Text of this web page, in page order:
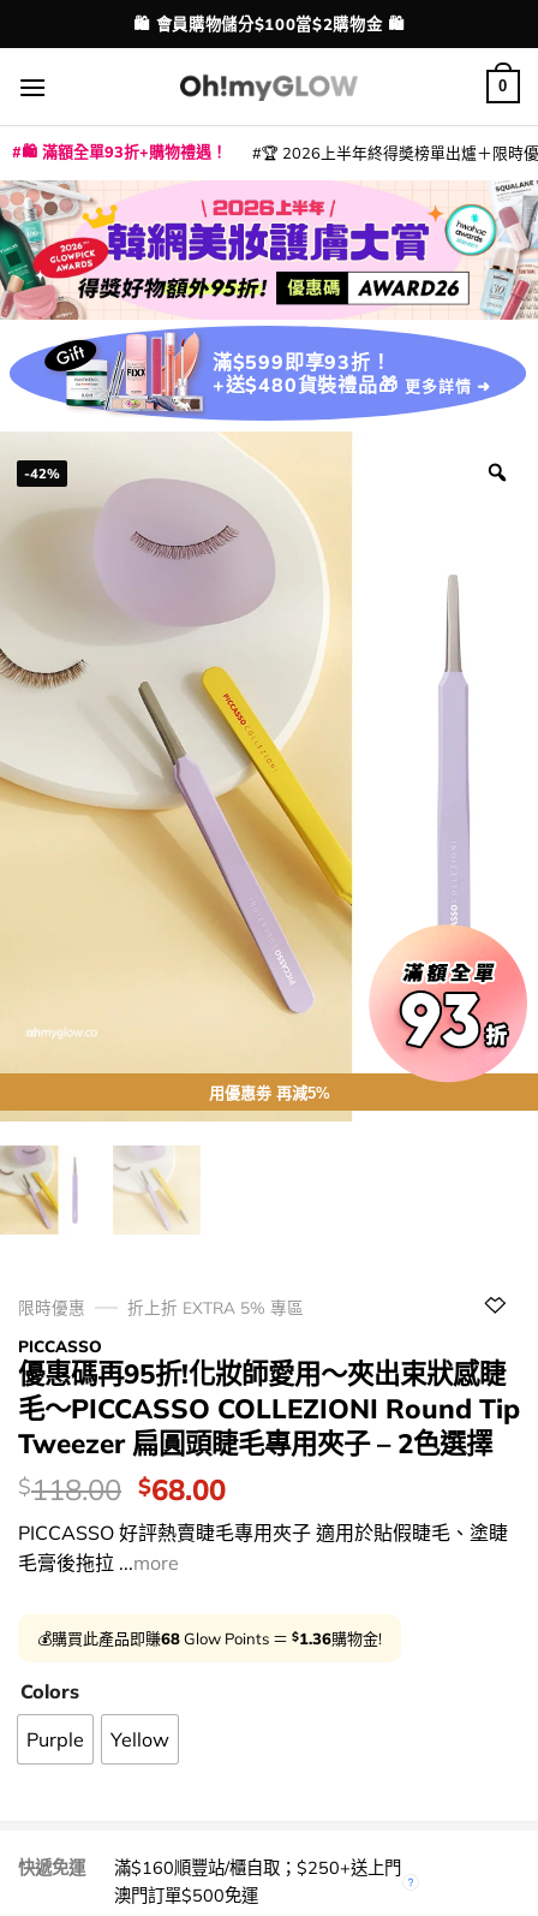
to
content
配送港澳
🛍️ 會員購物儲分$100當$2購物金 🛍️
💳 支援消費券、FPS、八達通、PAYME、信用卡付款
0
🛍️ 滿額全單93折+購物禮遇！ 🏆 2026上半年終得奬榜單出爐＋限時
滿$599即享93折！
+送$480貨裝禮品🎁 更多詳情 ➜
-42%
用優惠劵 再減5%
限時優惠
折上折 EXTRA 5% 專區
PICCASSO
優惠碼再95折!化妝師愛用～夾出束狀感睫
毛～PICCASSO COLLEZIONI Round Tip
Tweezer 扁圓頭睫毛專用夾子 – 2色選擇
價
錢：
$118.00 Original
price
was:
$118.00.
$68.00Current
price
is:
PICCASSO 好評熱賣睫毛專用夾子 適用於貼假睫毛、塗睫
毛膏後拖拉 ...more
💰購買此產品即賺68Glow Points ＝ $1.36購物金!
Colors
Purple Yellow
快遞免運
滿$160順豐站/櫃自取；$250+送上門
澳門訂單$500免運